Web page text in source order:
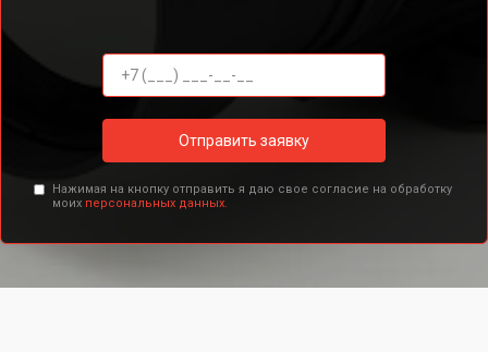
Отправить заявку
Нажимая на кнопку отправить я даю свое согласие на обработку
моих персональных данных.